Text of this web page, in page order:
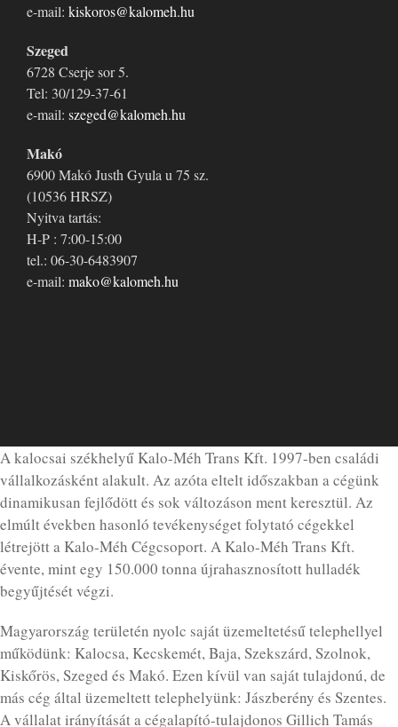
e-mail: kiskoros@kalomeh.hu
Szeged
6728 Cserje sor 5.
Tel: 30/129-37-61
e-mail: szeged@kalomeh.hu
Makó
6900 Makó Justh Gyula u 75 sz.
(10536 HRSZ)
Nyitva tartás:
H-P : 7:00-15:00
tel.: 06-30-6483907
e-mail: mako@kalomeh.hu
A kalocsai székhelyű Kalo-Méh Trans Kft. 1997-ben családi
vállalkozásként alakult. Az azóta eltelt időszakban a cégünk
dinamikusan fejlődött és sok változáson ment keresztül. Az
elmúlt években hasonló tevékenységet folytató cégekkel
létrejött a Kalo-Méh Cégcsoport. A Kalo-Méh Trans Kft.
évente, mint egy 150.000 tonna újrahasznosított hulladék
begyűjtését végzi.
Magyarország területén nyolc saját üzemeltetésű telephellyel
működünk: Kalocsa, Kecskemét, Baja, Szekszárd, Szolnok,
Kiskőrös, Szeged és Makó. Ezen kívül van saját tulajdonú, de
más cég által üzemeltett telephelyünk: Jászberény és Szentes.
A vállalat irányítását a cégalapító-tulajdonos Gillich Tamás